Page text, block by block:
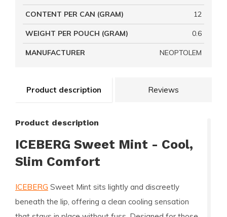
Product description Reviews
Product description
ICEBERG Sweet Mint - Cool,
Slim Comfort
ICEBERG Sweet Mint sits lightly and discreetly
beneath the lip, offering a clean cooling sensation
CONTENT PER CAN (GRAM) 12
WEIGHT PER POUCH (GRAM) 0.6
MANUFACTURER NEOPTOLEM